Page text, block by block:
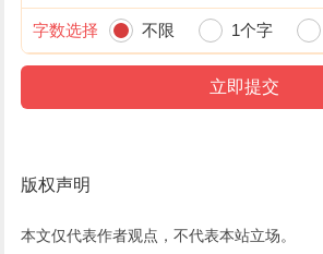
字数选择 不限 1个字
版权声明
本文仅代表作者观点，不代表本站立场。